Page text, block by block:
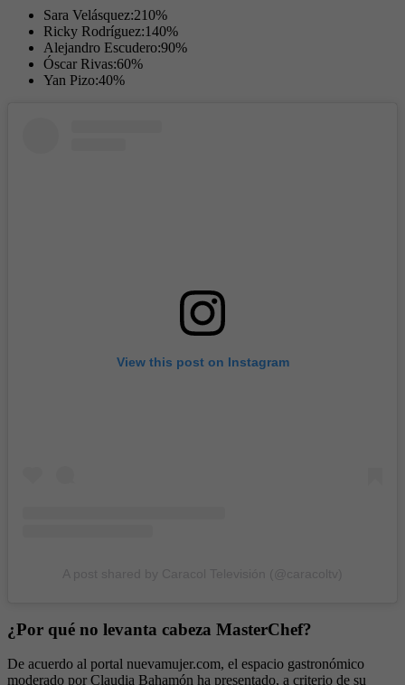
Sara Velásquez:210%
Ricky Rodríguez:140%
Alejandro Escudero:90%
Óscar Rivas:60%
Yan Pizo:40%
View this post on Instagram
¿Por qué no levanta cabeza MasterChef?
De acuerdo al portal nuevamujer.com, el espacio gastronómico
moderado por Claudia Bahamón ha presentado, a criterio de su